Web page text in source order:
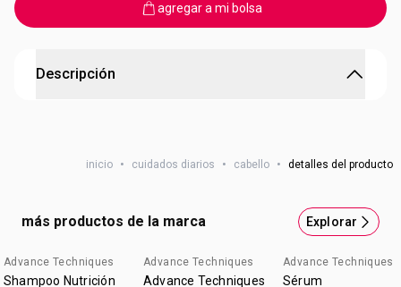
agregar a mi bolsa
Descripción
Acondiciona desde la raíz hasta las puntas, devuelve el
inicio • cuidados diarios • cabello • detalles del producto
más productos de la marca Explorar
Advance Techniques
Shampoo Nutrición
Advance Techniques
Advance Techniques
Advance Techniques
Sérum